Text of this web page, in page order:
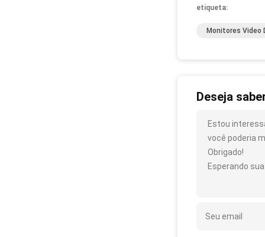
etiqueta:
Monitores Video
Deseja
Estou
você poderia
Obrigado!
Esperando